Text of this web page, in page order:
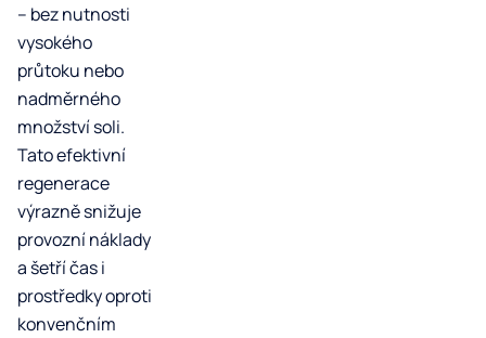
– bez nutnosti
vysokého
průtoku nebo
nadměrného
množství soli.
Tato efektivní
regenerace
výrazně snižuje
provozní náklady
a šetří čas i
prostředky oproti
konvenčním